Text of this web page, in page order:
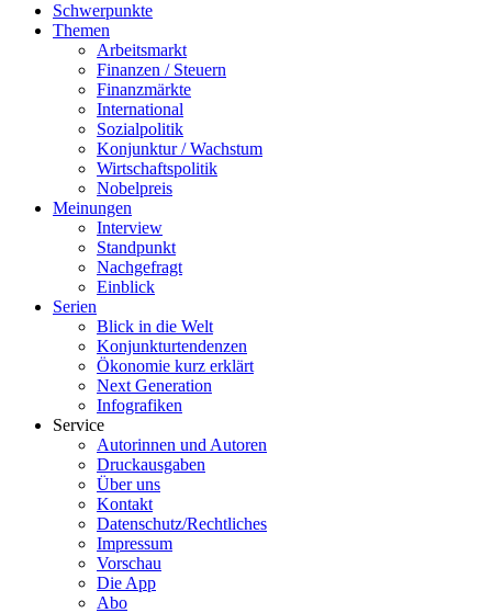
Schwerpunkte
Themen
Arbeitsmarkt
Finanzen / Steuern
Finanzmärkte
International
Sozialpolitik
Konjunktur / Wachstum
Wirtschaftspolitik
Nobelpreis
Meinungen
Interview
Standpunkt
Nachgefragt
Einblick
Serien
Blick in die Welt
Konjunkturtendenzen
Ökonomie kurz erklärt
Next Generation
Infografiken
Service
Autorinnen und Autoren
Druckausgaben
Über uns
Kontakt
Datenschutz/Rechtliches
Impressum
Vorschau
Die App
Abo